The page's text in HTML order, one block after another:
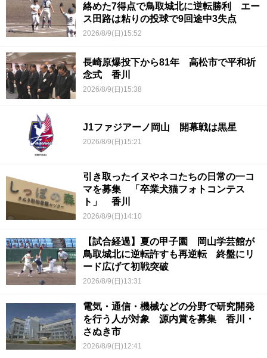
絡めた7得点で鳥取城北に逆転勝利 エー
ス田路は粘りの投球で9回途中3失点
2026/8/9(日)15:52
長崎原爆投下から81年 高松市で平和祈
念式 香川
2026/8/9(日)15:38
J1ファジアーノ岡山 開幕戦は黒星
2026/8/9(日)15:21
引き取ったイヌやネコたちの日常の一コ
マを募集 「卒業犬猫フォトコンテス
ト」 香川
2026/8/9(日)14:10
【試合経過】夏の甲子園 岡山学芸館が
鳥取城北に逆転許すも再逆転 終盤にリ
ード広げて初戦突破
2026/8/9(日)13:31
電気・通信・機械などの分野で研究開発
を行う人が対象 源内賞を募集 香川・
さぬき市
2026/8/9(日)12:41